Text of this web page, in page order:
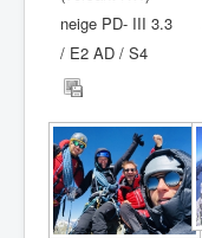
neige PD- III 3.3
/ E2 AD / S4